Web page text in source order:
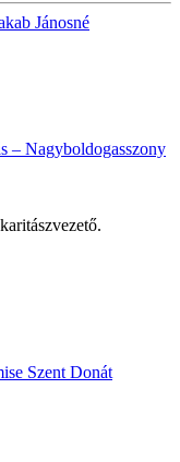
Jánosné
– Nagyboldogasszony
Szent Donát